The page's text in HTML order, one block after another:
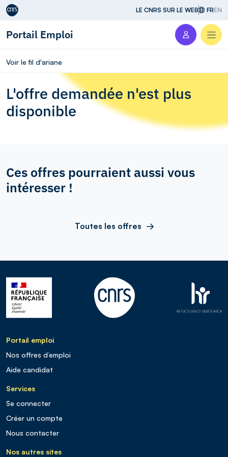
Aller au contenu LE CNRS SUR LE WEB FREN
Portail Emploi
Voir le fil d'ariane
L'offre demandée n'est plus
disponible
Ces offres pourraient aussi vous
intéresser !
Toutes les offres
Portail emploi
Nos offres d’emploi
Aide candidat
Services
Se connecter
Créer un compte
Nous contacter
Nos autres sites